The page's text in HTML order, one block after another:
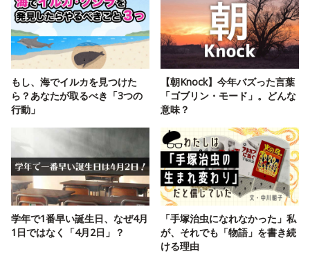
もし、海でイルカを見つけた
ら？あなたが取るべき「3つの
行動」
【朝Knock】今年バズった言葉
「ゴブリン・モード」。どんな
意味？
学年で1番早い誕生日、なぜ4月
1日ではなく「4月2日」？
「手塚治虫になれなかった」私
が、それでも「物語」を書き続
ける理由